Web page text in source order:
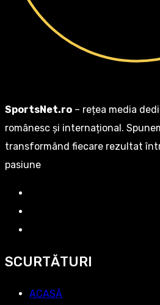
SportsNet.ro – rețea media
românesc și internațional.
transformând fiecare rezultat
pasiune
SCURTĂTURI
ACASĂ